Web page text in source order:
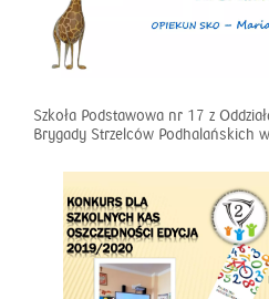
Szkoła Podstawowa nr 17 z
Brygady Strzelców Podhalańskich